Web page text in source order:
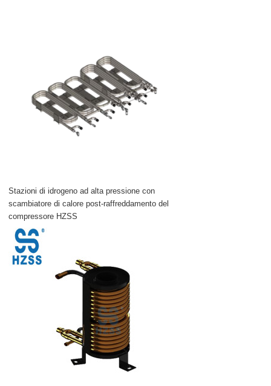
Stazioni di idrogeno ad alta pressione con
scambiatore di calore post-raffreddamento del
compressore HZSS